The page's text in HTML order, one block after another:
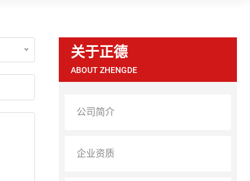
关于正德
ABOUT ZHENGDE
公司简介
企业资质